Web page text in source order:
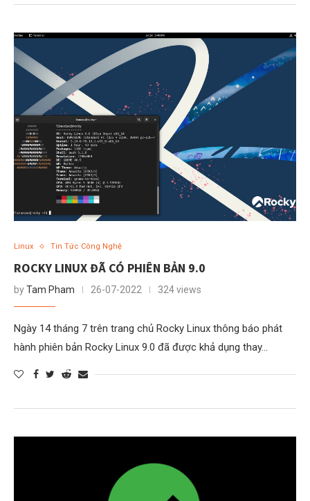
Linux Tin Tức Công Nghệ
ROCKY LINUX ĐÃ CÓ PHIÊN BẢN 9.0
byTam Pham 26-07-2022 324 views
Ngày 14 tháng 7 trên trang chủ Rocky Linux thông báo phát
hành phiên bản Rocky Linux 9.0 đã được khả dụng thay…